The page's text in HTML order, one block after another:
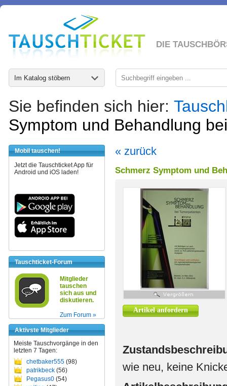
DIE
Im Katalog stöbern
Sie befinden sich hier:
Symptom und Behandlung
Mobil tauschen!
Jetzt die Tauschticket App für
Android und iOS laden!
Tauschticket-Forum
Mitglieder
tauschen
sich aus und
diskutieren.
Zum Forum »
Aktivste Mitglieder
Meiste Tauschvorgänge in den
letzten 7 Tagen:
chetbaker555 (98)
patrikbeck (56)
Pegasus0 (54)
« zurück
Schmerz Symptom und
Artikel anfordern
wie neu, keine